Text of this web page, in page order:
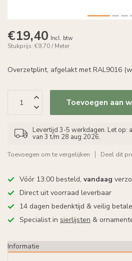
€19,40 Incl. btw
Stukprijs: €9,70 / Meter
Overzetplint, afgelakt met RAL9016
Toevoegen aan
Levertijd 3-5 werkdagen. Let op:
van 3 t/m 28 aug 2026.
Toevoegen om te vergelijken Deel dit
Vóór 13:00 besteld, vandaag
Direct uit voorraad leverbaar
14 dagen bedenktijd & veilig
Specialist in sierlijsten &
Informatie